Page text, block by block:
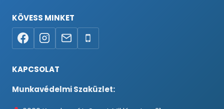
KÖVESS MINKET
KAPCSOLAT
Munkavédelmi Szaküzlet: